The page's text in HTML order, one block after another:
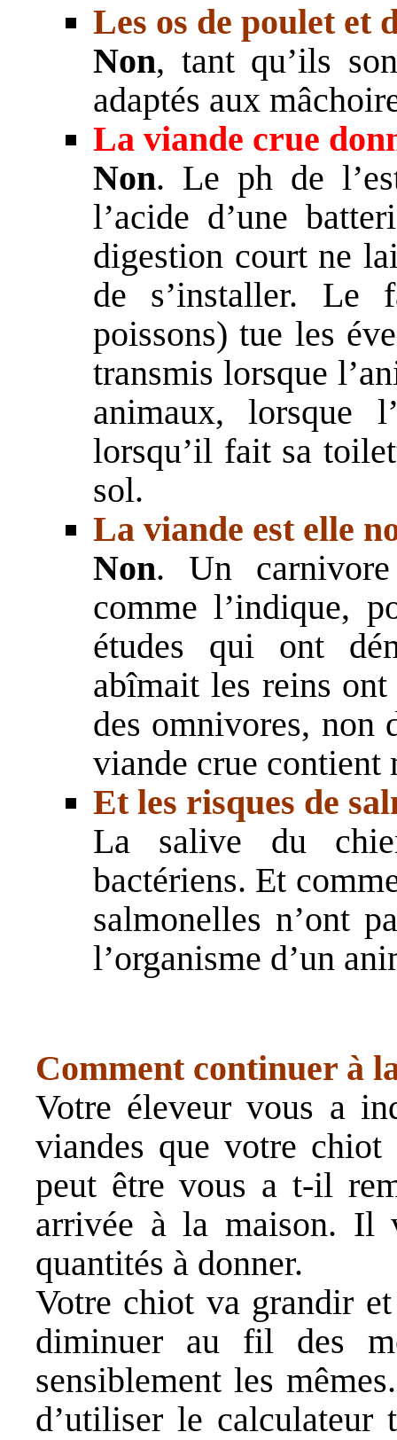
Les os de poulet et
Non, tant qu’ils
adaptés aux
La viande crue
Non. Le ph de
l’acide d’une
digestion court ne
de s’installer. Le
poissons) tue les
transmis lorsque
animaux, lorsque
lorsqu’il fait sa
sol.
La viande est elle
Non. Un
comme l’indique,
études qui ont
abîmait les reins
des omnivores, non
viande crue contient
Et les risques de
La salive du
bactériens. Et
salmonelles n’ont
l’organisme d’un
Comment continuer à
Votre éleveur vous a
viandes que votre
peut être vous a t-il
arrivée à la maison. Il
quantités à donner.
Votre chiot va grandir
diminuer au fil des
sensiblement les
d’utiliser le calculateur